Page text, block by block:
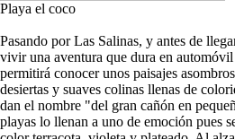
Playa el coco
Pasando por Las Salinas, y antes de
vivir una aventura que dura en
permitirá conocer unos paisajes
desiertas y suaves colinas llenas de
dan el nombre "del gran cañón en
playas lo llenan a uno de emoción pues